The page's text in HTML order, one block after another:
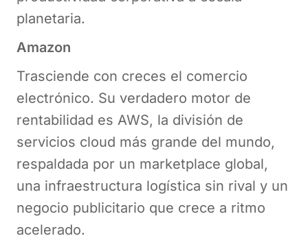
planetaria.
Amazon
Trasciende con creces el comercio
electrónico. Su verdadero motor de
rentabilidad es AWS, la división de
servicios cloud más grande del mundo,
respaldada por un marketplace global,
una infraestructura logística sin rival y un
negocio publicitario que crece a ritmo
acelerado.